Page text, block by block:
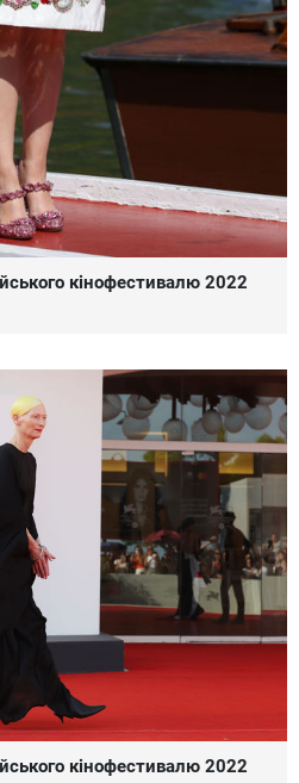
кінофестивалю 2022
кінофестивалю 2022